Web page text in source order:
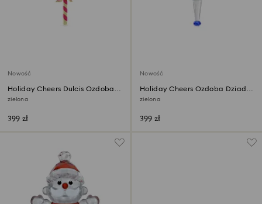
Nowość
Holiday Cheers Dulcis Ozdoba
Lizak
zielona
399 zł
Nowość
Holiday Cheers Ozdoba Dziadek
do orzechów
zielona
399 zł